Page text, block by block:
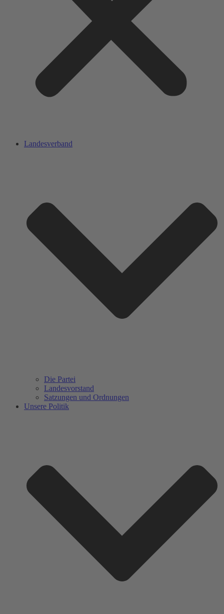
Landesverband
Die Partei
Landesvorstand
Satzungen und Ordnungen
Unsere Politik